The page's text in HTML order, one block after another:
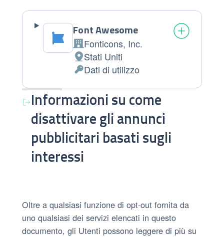
Font Awesome
Azienda:
Fonticons, Inc.
Luogo del trattamento:
Stati Uniti
Dati Personali trattati:
Dati di utilizzo
Informazioni su come
disattivare gli annunci
pubblicitari basati sugli
interessi
Oltre a qualsiasi funzione di opt-out fornita da
uno qualsiasi dei servizi elencati in questo
documento, gli Utenti possono leggere di più su